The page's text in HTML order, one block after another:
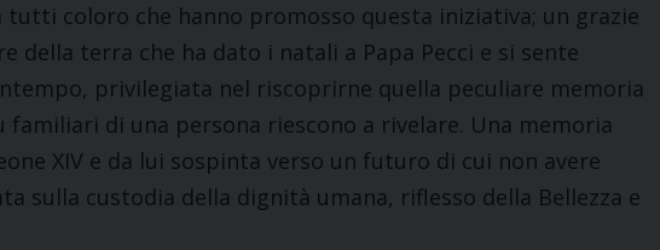
tutti coloro che hanno promosso questa iniziativa; un grazie
della terra che ha dato i natali a Papa Pecci e si sente
privilegiata nel riscoprirne quella peculiare memoria
familiari di una persona riescono a rivelare. Una memoria
XIV e da lui sospinta verso un futuro di cui non avere
sulla custodia della dignità umana, riflesso della Bellezza e